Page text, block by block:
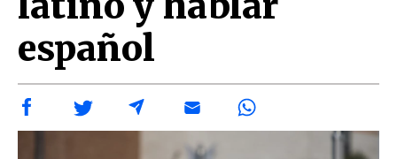
español